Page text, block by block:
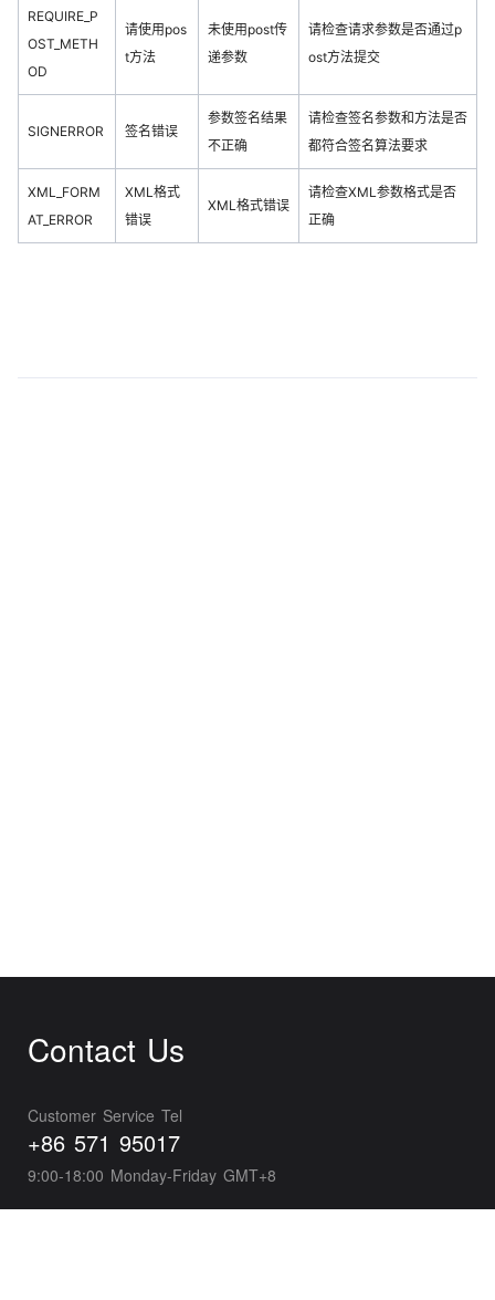
REQUIRE_P
OST_METH
OD
请使用pos
t方法
未使用post传
递参数
请检查请求参数是否通过p
ost方法提交
SIGNERROR 签名错误
参数签名结果
不正确
请检查签名参数和方法是否
都符合签名算法要求
XML_FORM
AT_ERROR
XML格式
错误
XML格式错误
请检查XML参数格式是否
正确
Contact Us
Customer Service Tel
+86 571 95017
9:00-18:00 Monday-Friday GMT+8